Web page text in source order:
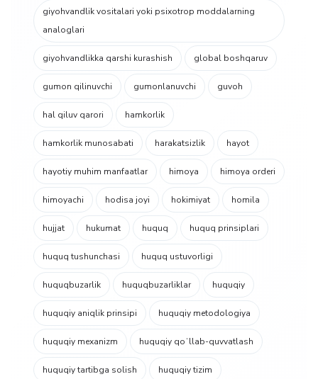
giyohvandlik vositalari yoki psixotrop moddalarning
analoglari
giyohvandlikka qarshi kurashish global boshqaruv
gumon qilinuvchi gumonlanuvchi guvoh
hal qiluv qarori hamkorlik
hamkorlik munosabati harakatsizlik hayot
hayotiy muhim manfaatlar himoya himoya orderi
himoyachi hodisa joyi hokimiyat homila
hujjat hukumat huquq huquq prinsiplari
huquq tushunchasi huquq ustuvorligi
huquqbuzarlik huquqbuzarliklar huquqiy
huquqiy aniqlik prinsipi huquqiy metodologiya
huquqiy mexanizm huquqiy qoʻllab-quvvatlash
huquqiy tartibga solish huquqiy tizim